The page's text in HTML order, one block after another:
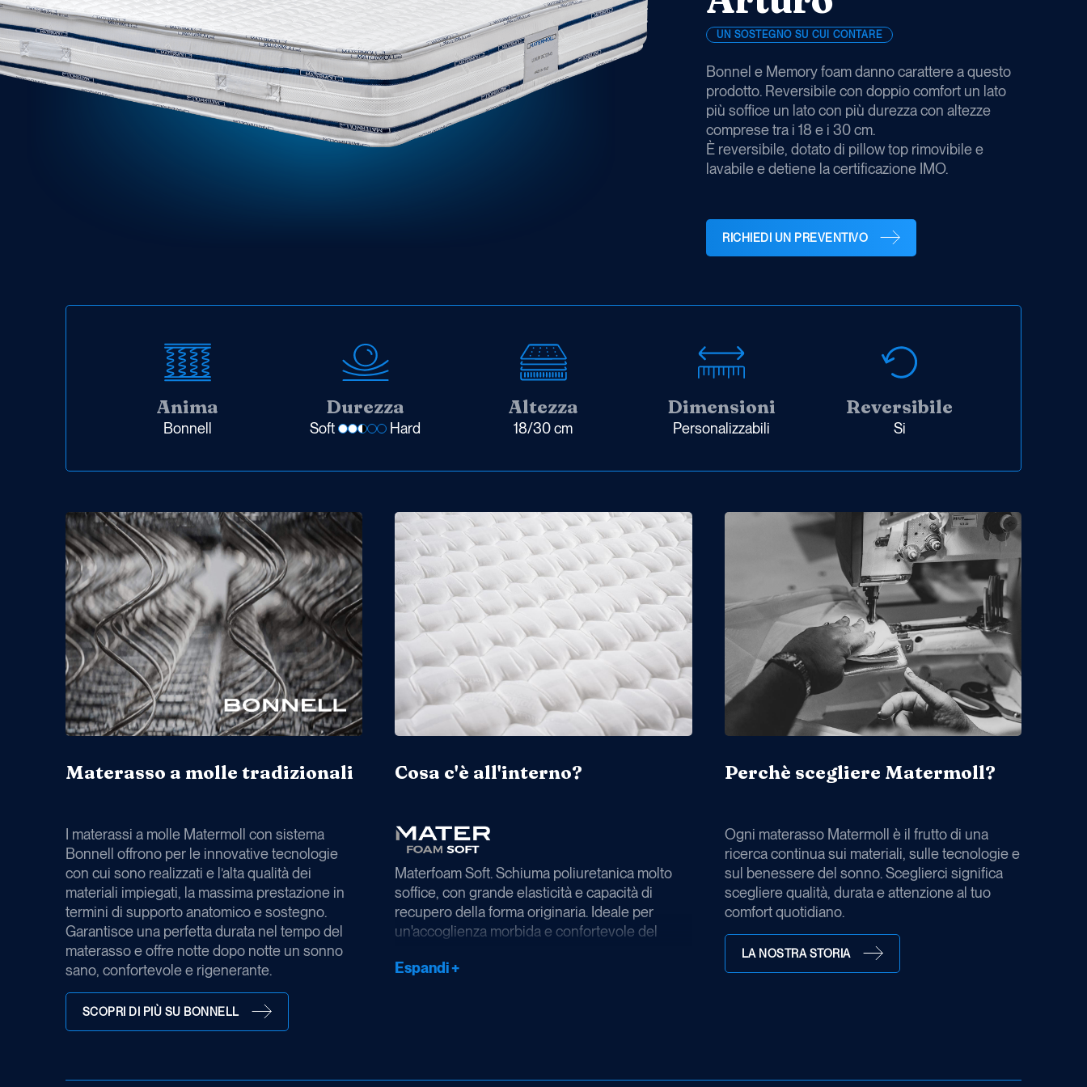
UN SOSTEGNO SU CUI CONTARE
Bonnel e Memory foam danno carattere a questo
prodotto. Reversibile con doppio comfort un lato
più soffice un lato con più durezza con altezze
comprese tra i 18 e i 30 cm.
È reversibile, dotato di pillow top rimovibile e
lavabile e detiene la certificazione IMO.
RICHIEDI UN PREVENTIVO
Anima
Bonnell
Durezza
Soft Hard
Altezza
18/30 cm
Dimensioni
Personalizzabili
Reversibile
Si
Materasso a molle tradizionali
I materassi a molle Matermoll con sistema
Bonnell offrono per le innovative tecnologie
con cui sono realizzati e l’alta qualità dei
materiali impiegati, la massima prestazione in
termini di supporto anatomico e sostegno.
Garantisce una perfetta durata nel tempo del
materasso e offre notte dopo notte un sonno
sano, confortevole e rigenerante.
SCOPRI DI PIÙ SU BONNELL
Cosa c'è all'interno?
Materfoam Soft. Schiuma poliuretanica molto
soffice, con grande elasticità e capacità di
recupero della forma originaria. Ideale per
un'accoglienza morbida e confortevole del
Espandi +
Perchè scegliere Matermoll?
Ogni materasso Matermoll è il frutto di una
ricerca continua sui materiali, sulle tecnologie e
sul benessere del sonno. Sceglierci significa
scegliere qualità, durata e attenzione al tuo
comfort quotidiano.
LA NOSTRA STORIA